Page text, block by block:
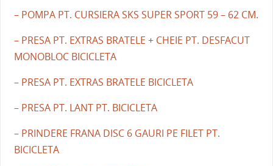
– POMPA PT. CURSIERA SKS SUPER SPORT 59 – 62 CM.
– PRESA PT. EXTRAS BRATELE + CHEIE PT. DESFACUT
MONOBLOC BICICLETA
– PRESA PT. EXTRAS BRATELE BICICLETA
– PRESA PT. LANT PT. BICICLETA
– PRINDERE FRANA DISC 6 GAURI PE FILET PT.
BICICLETA